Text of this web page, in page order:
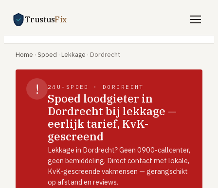
TrustusFix
Gratis offertes aanvragen
Vind een vakman
Klussen
CV-storing
Airco-storing
Warmtepomp-storing
Home · Spoed · Lekkage · Dordrecht
! 24U-SPOED · DORDRECHT
Spoed loodgieter in
Dordrecht bij lekkage —
eerlijk tarief, KvK-
gescreend
Lekkage in Dordrecht? Geen 0900-callcenter,
geen bemiddeling. Direct contact met lokale,
KvK-gescreende vakmensen — gerangschikt
op afstand en reviews.